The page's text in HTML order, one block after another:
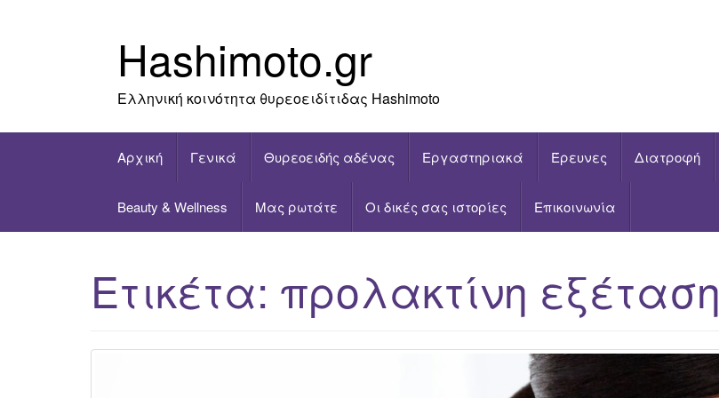
Hashimoto.gr
Ελληνική κοινότητα θυρεοειδίτιδας Hashimoto
Αρχική Γενικά Θυρεοειδής αδένας Εργαστηριακά Έρευνες Διατροφή
Beauty & Wellness Μας ρωτάτε Οι δικές σας ιστορίες Επικοινωνία
Ετικέτα: προλακτίνη εξέταση